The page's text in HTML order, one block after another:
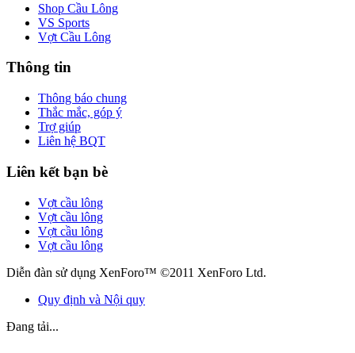
Shop Cầu Lông
VS Sports
Vợt Cầu Lông
Thông tin
Thông báo chung
Thắc mắc, góp ý
Trợ giúp
Liên hệ BQT
Liên kết bạn bè
Vợt cầu lông
Vợt cầu lông
Vợt cầu lông
Vợt cầu lông
Diễn đàn sử dụng XenForo™ ©2011 XenForo Ltd.
Quy định và Nội quy
Đang tải...